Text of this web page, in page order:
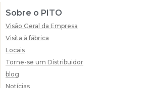
Sobre o PITO
Visão Geral da Empresa
Visita à fábrica
Locais
Torne-se um Distribuidor
blog
Notícias